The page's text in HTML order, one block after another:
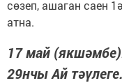
сөзеп, ашаган саен
атна.
17 май
29нчы Ай